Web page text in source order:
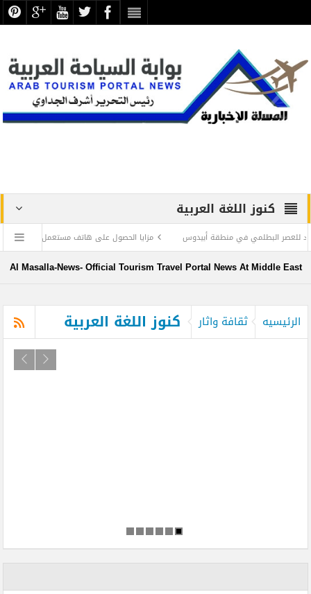
كنوز اللغة العربية
مزايا الحصول على هاتف مستعمل دعوة لإعادة الحساب
Al Masalla-News- Official Tourism Travel Portal News At Middle East
الرئيسيه ثقافة واثار كنوز اللغة العربية